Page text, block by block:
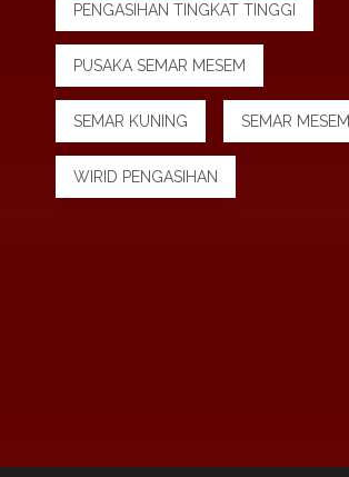
PENGASIHAN TINGKAT TINGGI
PUSAKA SEMAR MESEM
SEMAR KUNING SEMAR MESEM
WIRID PENGASIHAN